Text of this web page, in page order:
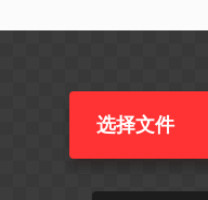
选择文件